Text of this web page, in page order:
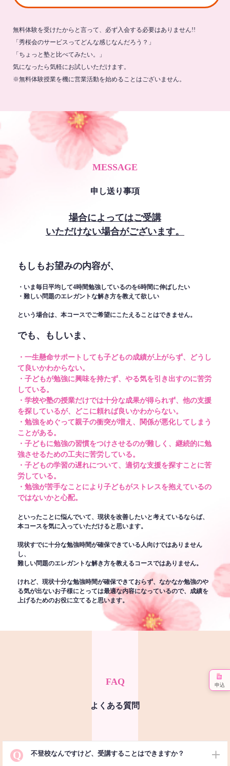
無料体験を受けたからと言って、必ず入会する必要はありません!!
「秀桜会のサービスってどんな感じなんだろう？」
「ちょっと塾と比べてみたい。」
気になったら気軽にお試しいただけます。
※無料体験授業を機に営業活動を始めることはございません。
MESSAGE
申し送り事項
場合によってはご受講
いただけない場合がございます。
もしもお望みの内容が、
・いま毎日平均して4時間勉強しているのを6時間に伸ばしたい
・難しい問題のエレガントな解き方を教えて欲しい
という場合は、本コースでご希望にこたえることはできません。
でも、もしいま、
・一生懸命サポートしても子どもの成績が上がらず、どうし
て良いかわからない。
・子どもが勉強に興味を持たず、やる気を引き出すのに苦労
している。
・学校や塾の授業だけでは十分な成果が得られず、他の支援
を探しているが、どこに頼れば良いかわからない。
・勉強をめぐって親子の衝突が増え、関係が悪化してしまう
ことがある。
・子どもに勉強の習慣をつけさせるのが難しく、継続的に勉
強させるための工夫に苦労している。
・子どもの学習の遅れについて、適切な支援を探すことに苦
労している。
・勉強が苦手なことにより子どもがストレスを抱えているの
ではないかと心配。
といったことに悩んでいて、現状を改善したいと考えているならば、
本コースを気に入っていただけると思います。
現状すでに十分な勉強時間が確保できている人向けではありません
し、
難しい問題のエレガントな解き方を教えるコースではありません。
けれど、現状十分な勉強時間が確保できておらず、なかなか勉強のや
る気が出ないお子様にとっては最適な内容になっているので、成績を
上げるためのお役に立てると思います。
FAQ
よくある質問
Q 不登校なんですけど、受講することはできますか？
申込